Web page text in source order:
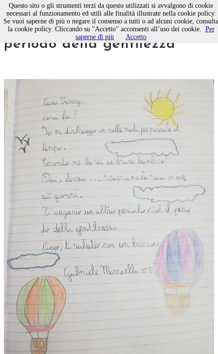
Caro Vincenzo, ti auguro il
periodo della gentilezza
Questo sito o gli strumenti terzi da questo utilizzati si avvalgono di cookie
necessari al funzionamento ed utili alle finalità illustrate nella cookie policy.
Se vuoi saperne di più o negare il consenso a tutti o ad alcuni cookie, consulta
la cookie policy. Cliccando su "Accetto" acconsenti all’uso dei cookie. Per
saperne di più
Accetto